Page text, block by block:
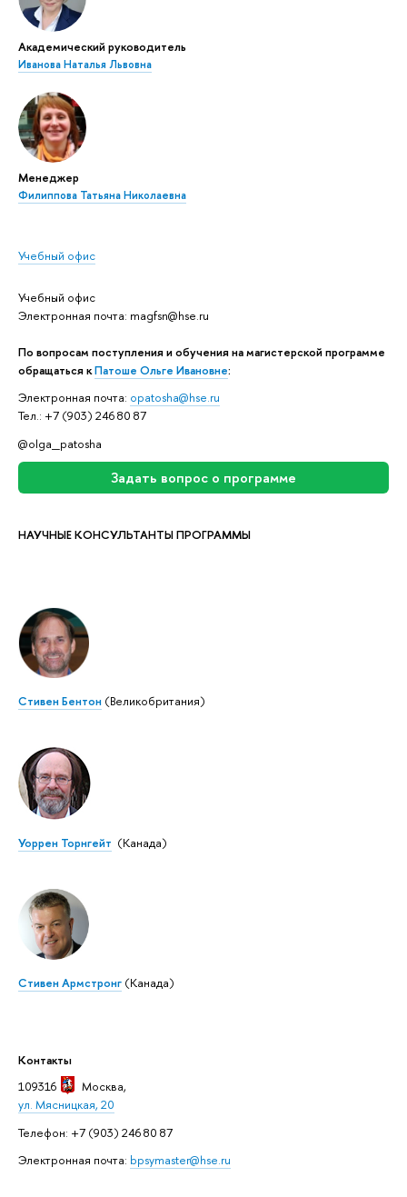
Академический руководитель
Иванова Наталья Львовна
Менеджер
Филиппова Татьяна Николаевна
Учебный офис
Учебный офис
Электронная почта: magfsn@hse.ru
По вопросам поступления и обучения на магистерской программе
обращаться кПатоше Ольге Ивановне:
Электронная почта: opatosha@hse.ru
Тел.: +7 (903) 246 80 87
@olga_patosha
Задать вопрос о программе
НАУЧНЫЕ КОНСУЛЬТАНТЫ ПРОГРАММЫ
Стивен Бентон (Великобритания)
Уоррен Торнгейт (Канада)
Стивен Армстронг (Канада)
Контакты
109316
Москва,
ул. Мясницкая, 20
Телефон: +7 (903) 246 80 87
Электронная почта: bpsymaster@hse.ru